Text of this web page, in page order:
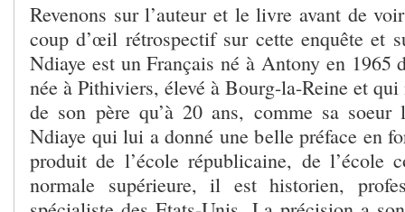
Revenons sur l’auteur et le livre avant de
coup d’œil rétrospectif sur cette enquête et
Ndiaye est un Français né à Antony en 1965
née à Pithiviers, élevé à Bourg-la-Reine et qui
de son père qu’à 20 ans, comme sa soeur
Ndiaye qui lui a donné une belle préface en
produit de l’école républicaine, de l’école
normale supérieure, il est historien,